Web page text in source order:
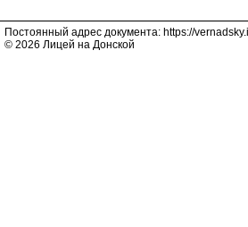
Постоянный адрес документа: https://
© 2026 Лицей на Донской